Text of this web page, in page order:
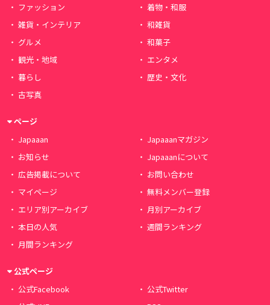
ファッション
着物・和服
雑貨・インテリア
和雑貨
グルメ
和菓子
観光・地域
エンタメ
暮らし
歴史・文化
古写真
ページ
Japaaan
Japaaanマガジン
お知らせ
Japaaanについて
広告掲載について
お問い合わせ
マイページ
無料メンバー登録
エリア別アーカイブ
月別アーカイブ
本日の人気
週間ランキング
月間ランキング
公式ページ
公式Facebook
公式Twitter